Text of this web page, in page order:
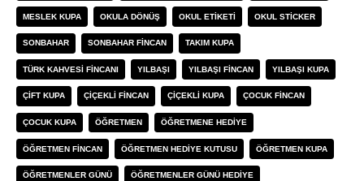
MESLEK KUPA OKULA DÖNÜŞ OKUL ETIKETI OKUL STICKER
SONBAHAR SONBAHAR FINCAN TAKIM KUPA
TÜRK KAHVESI FINCANI YILBAŞI YILBAŞI FINCAN YILBAŞI KUPA
ÇIFT KUPA ÇIÇEKLI FINCAN ÇIÇEKLI KUPA ÇOCUK FINCAN
ÇOCUK KUPA ÖĞRETMEN ÖĞRETMENE HEDIYE
ÖĞRETMEN FINCAN ÖĞRETMEN HEDIYE KUTUSU ÖĞRETMEN KUPA
ÖĞRETMENLER GÜNÜ ÖĞRETMENLER GÜNÜ HEDIYE